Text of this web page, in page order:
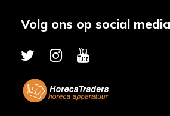
Volg ons op social media